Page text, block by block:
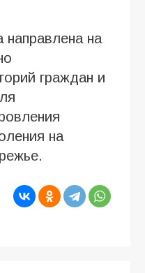
направлена на
граждан и
на